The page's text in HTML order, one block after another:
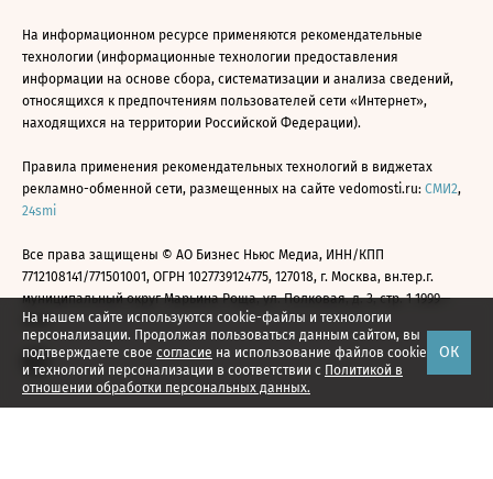
На нашем сайте используются cookie-файлы и технологии
персонализации. Продолжая пользоваться данным сайтом, вы
подтверждаете свое согласие на использование файлов cookie
и технологий персонализации в соответствии с Политикой в
отношении обработки персональных данных.
ОК
На информационном ресурсе применяются рекомендательные
технологии (информационные технологии предоставления
информации на основе сбора, систематизации и анализа сведений,
относящихся к предпочтениям пользователей сети «Интернет»,
находящихся на территории Российской Федерации).
Правила применения рекомендательных технологий в виджетах
рекламно-обменной сети, размещенных на сайте vedomosti.ru: СМИ2,
24smi
Все права защищены © АО Бизнес Ньюс Медиа, ИНН/КПП
7712108141/771501001, ОГРН 1027739124775, 127018, г. Москва, вн.тер.г.
муниципальный округ Марьина Роща, ул. Полковая, д. 3, стр. 1 1999—
2026